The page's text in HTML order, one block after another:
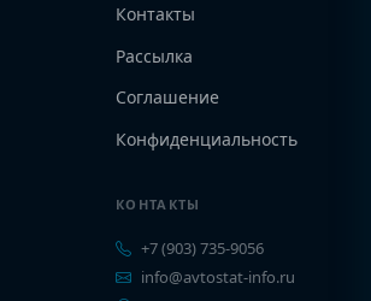
Контакты
Рассылка
Соглашение
Конфиденциальность
КОНТАКТЫ
+7 (903) 735-9056
info@avtostat-info.ru